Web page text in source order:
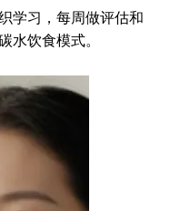
学习，每周做评估和
水饮食模式。